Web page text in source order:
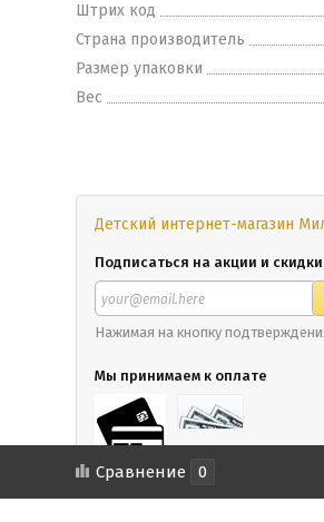
Штрих код
Страна производитель
Размер упаковки
Вес
Детский интернет-магазин
Подписаться на акции и скидки
Нажимая на кнопку
Мы принимаем к оплате
Сравнение 0